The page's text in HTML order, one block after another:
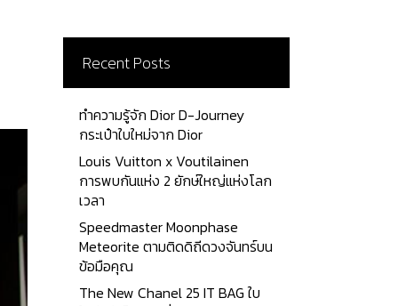
Recent Posts
ทำความรู้จัก Dior D-Journey
กระเป๋าใบใหม่จาก Dior
Louis Vuitton x Voutilainen
การพบกันแห่ง 2 ยักษ์ใหญ่แห่งโลก
เวลา
Speedmaster Moonphase
Meteorite ตามติดดิถีดวงจันทร์บน
ข้อมือคุณ
The New Chanel 25 IT BAG ใบ